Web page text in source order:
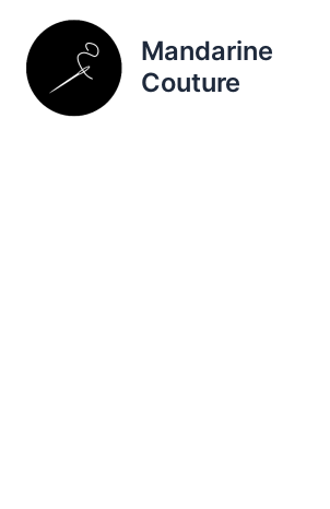
contenu
Mandarine
Couture